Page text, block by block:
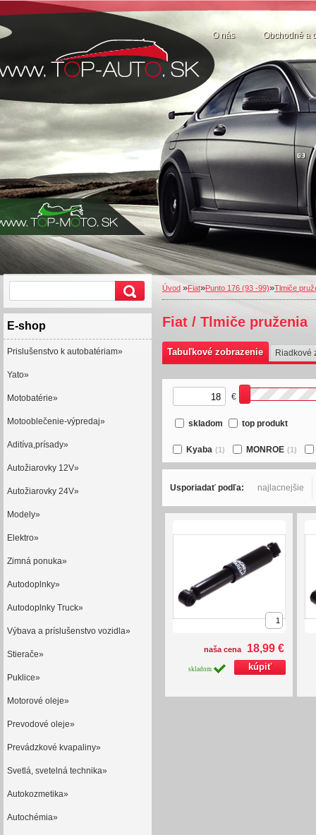
O nás Obchodné a
E-shop
Prislušenstvo k autobatériam»
Yato»
Motobatérie»
Motooblečenie-výpredaj»
Aditíva,prísady»
Autožiarovky 12V»
Autožiarovky 24V»
Modely»
Elektro»
Zimná ponuka»
Autodoplnky»
Autodoplnky Truck»
Výbava a príslušenstvo vozidla»
Stierače»
Puklice»
Motorové oleje»
Prevodové oleje»
Prevádzkové kvapaliny»
Svetlá, svetelná technika»
Autokozmetika»
Autochémia»
Úvod »Fiat»Punto 176 (93 -99)»Tlmiče
Fiat / Tlmiče pruženia
Tabuľkové zobrazenie Riadkové
€
skladom top produkt
Kyaba (1) MONROE (1)
Usporiadať podľa: najlacnejšie
naša cena 18,99 €
skladom